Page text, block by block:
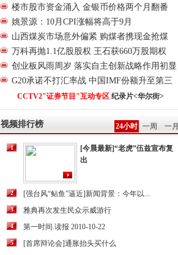
楼市股市资金涌入 金银币价格两个月翻番
姚景源：10月CPI涨幅将高于9月
山西煤炭市场意外偏紧 购煤者携现金抢煤
万科再抛1.1亿股股权 王石获660万股期权
创业板风雨周岁 落实自主创新战略作用初显
G20承诺不打汇率战 中国IMF份额升至第三
CCTV2"证券节目"互动专区 纪录片<华尔街>
视频排行榜 24小时 一周 一月
1
[今晨最新]“老虎”伍兹宣布复
出
2 [强台风“鲇鱼”逼近]新闻背景：今年以...
3 雅典再次发生民众示威游行
4 第一时间.读报 2010-10-22
5 [首席辩论会]通胀抬头买什么